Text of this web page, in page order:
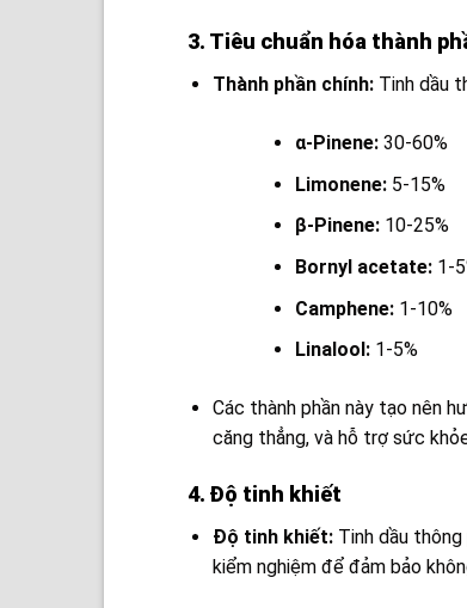
3. Tiêu chuẩn hóa thành
Thành phần chính:Tinh dầu
α-Pinene:30-60%
Limonene:5-15%
β-Pinene:10-25%
Bornyl acetate:1-
Camphene:1-10%
Linalool:1-5%
Các thành phần này tạo nên
căng thẳng, và hỗ trợ sức
4. Độ tinh khiết
Độ tinh khiết:Tinh dầu thông
kiểm nghiệm để đảm bảo